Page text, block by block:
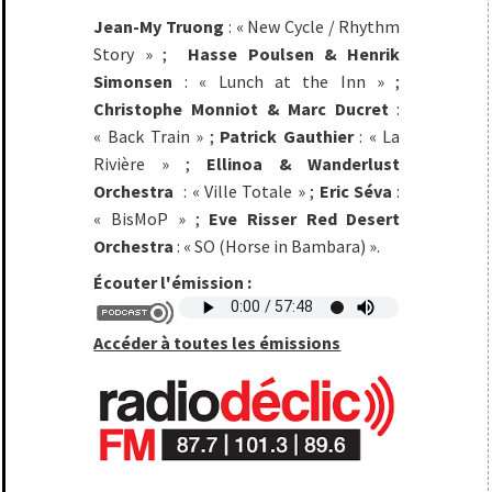
Jean-My Truong : « New Cycle / Rhythm
Story » ; Hasse Poulsen & Henrik
Simonsen : « Lunch at the Inn » ;
Christophe Monniot & Marc Ducret :
« Back Train » ; Patrick Gauthier: « La
Rivière » ; Ellinoa & Wanderlust
Orchestra: « Ville Totale » ; Eric Séva:
« BisMoP » ; Eve Risser Red Desert
Orchestra : « SO (Horse in Bambara) ».
Écouter l'émission :
Accéder à toutes les émissions